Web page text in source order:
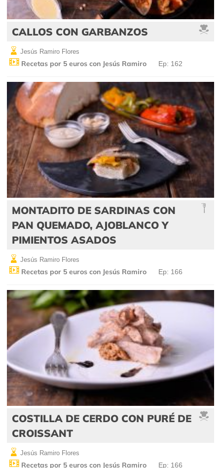
CALLOS CON GARBANZOS
Jesús Ramiro Flores
Recetas por 5 euros con Jesús Ramiro Ep: 162
MONTADITO DE SARDINAS CON
PAN QUEMADO, AJOBLANCO Y
PIMIENTOS ASADOS
Jesús Ramiro Flores
Recetas por 5 euros con Jesús Ramiro Ep: 166
COSTILLA DE CERDO CON PURÉ DE
CROISSANT
Jesús Ramiro Flores
Recetas por 5 euros con Jesús Ramiro Ep: 166